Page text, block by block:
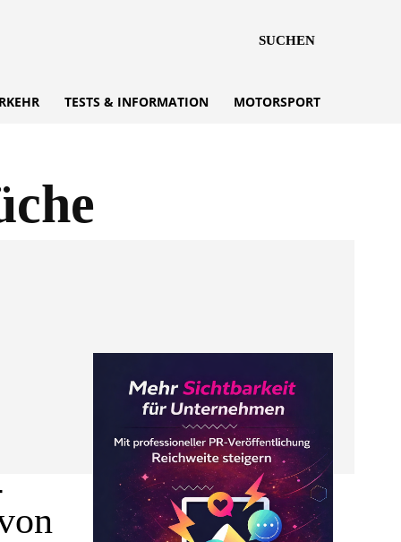
SUCHEN
TESTS & INFORMATION MOTORSPORT